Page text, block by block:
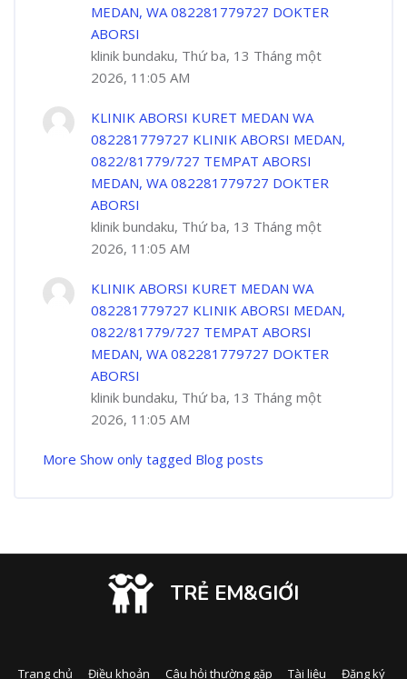
MEDAN, WA 082281779727 DOKTER
ABORSI
klinik bundaku, Thứ ba, 13 Tháng một
2026, 11:05 AM
KLINIK ABORSI KURET MEDAN WA
082281779727 KLINIK ABORSI MEDAN,
0822/81779/727 TEMPAT ABORSI
MEDAN, WA 082281779727 DOKTER
ABORSI
klinik bundaku, Thứ ba, 13 Tháng một
2026, 11:05 AM
KLINIK ABORSI KURET MEDAN WA
082281779727 KLINIK ABORSI MEDAN,
0822/81779/727 TEMPAT ABORSI
MEDAN, WA 082281779727 DOKTER
ABORSI
klinik bundaku, Thứ ba, 13 Tháng một
2026, 11:05 AM
More Show only tagged Blog posts
TRẺ EM&GIỚI
Trang chủ Điều khoản Câu hỏi thường gặp Tài liệu Đăng ký